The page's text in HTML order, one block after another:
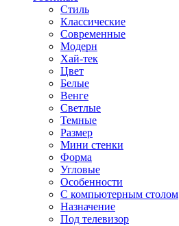
Стиль
Классические
Современные
Модерн
Хай-тек
Цвет
Белые
Венге
Светлые
Темные
Размер
Мини стенки
Форма
Угловые
Особенности
С компьютерным столом
Назначение
Под телевизор